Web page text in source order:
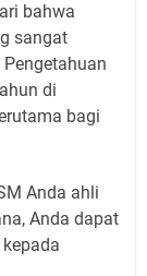
bahwa
sangat
di
bagi
Anda ahli
Anda dapat